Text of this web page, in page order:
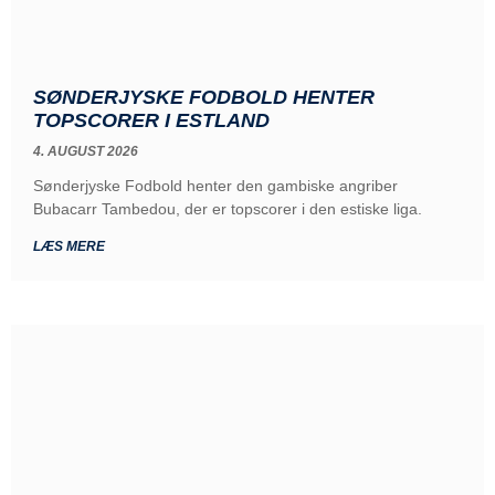
SØNDERJYSKE FODBOLD HENTER
TOPSCORER I ESTLAND
4. AUGUST 2026
Sønderjyske Fodbold henter den gambiske angriber
Bubacarr Tambedou, der er topscorer i den estiske liga.
LÆS MERE